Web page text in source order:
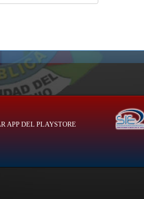
APP DEL PLAYSTORE